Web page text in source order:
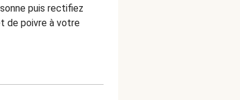
puis rectifiez
de poivre à votre